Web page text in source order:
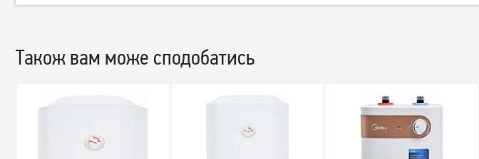
Також вам може сподобатись